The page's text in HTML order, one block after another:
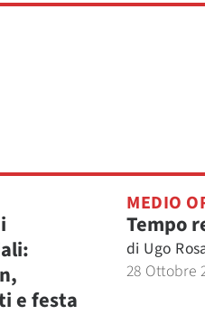
e festa
MEDIO
Tempo
di Ugo
28 Ottobre